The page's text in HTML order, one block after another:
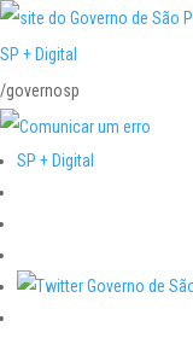
SP + Digital
/governosp
SP + Digital